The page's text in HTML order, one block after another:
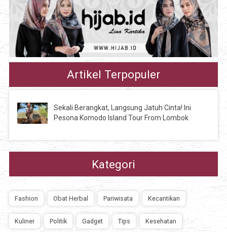
Artikel Terpopuler
Sekali Berangkat, Langsung Jatuh Cinta! Ini
Pesona Komodo Island Tour From Lombok
Kategori
Fashion Obat Herbal Pariwisata Kecantikan
Kuliner Politik Gadget Tips Kesehatan